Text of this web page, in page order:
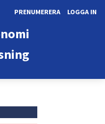
LOGGA IN
PRENUMERERA